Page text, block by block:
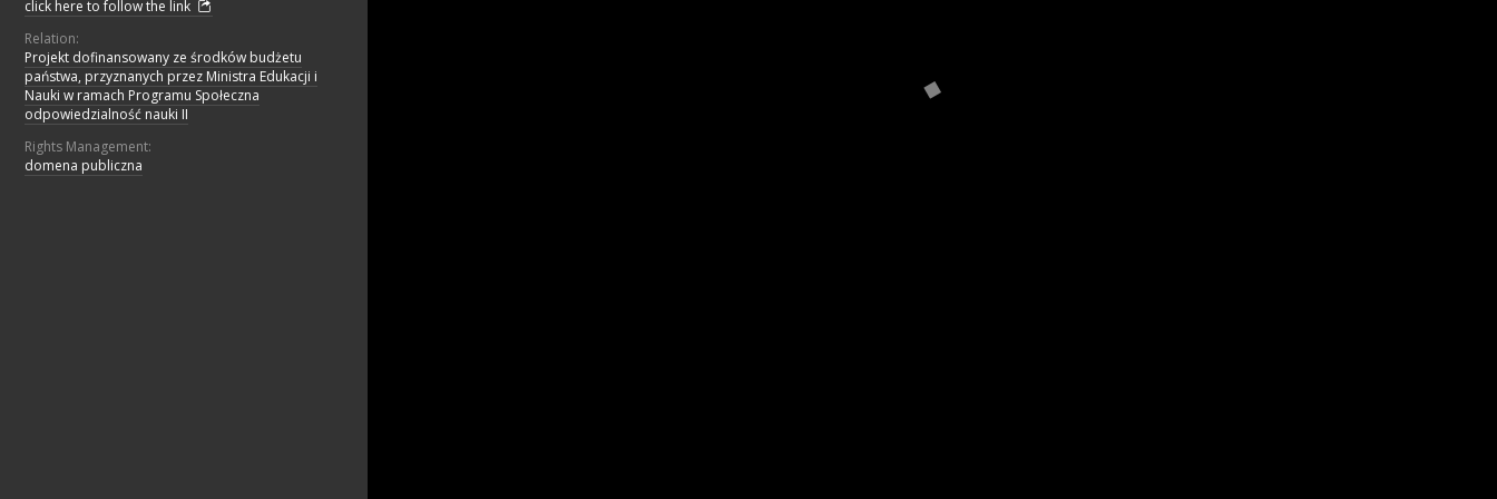
click here to follow the link
Relation:
Projekt dofinansowany ze środków budżetu
państwa, przyznanych przez Ministra Edukacji i
Nauki w ramach Programu Społeczna
odpowiedzialność nauki II
Rights Management:
domena publiczna